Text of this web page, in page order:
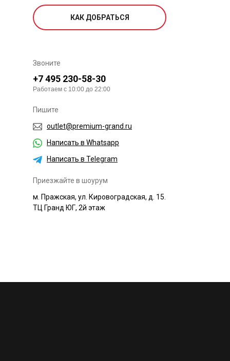
КАК ДОБРАТЬСЯ
outlet@premium-grand.ru
Написать в Whatsapp
Написать в Telegram
+7 495 230-58-30
Работаем с 10:00 до 22:00
м. Пражская, ул. Кировоградская, д. 15.
ТЦ Гранд ЮГ, 2й этаж
Звоните
Приезжайте в шоурум
Пишите